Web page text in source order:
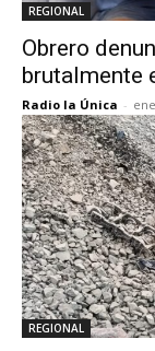
REGIONAL
Obrero
brutalmente
Radio la Única -
REGIONAL